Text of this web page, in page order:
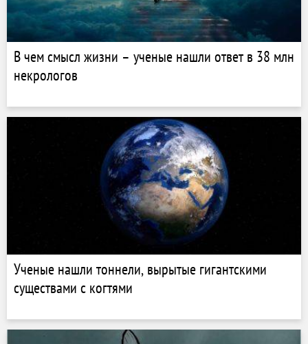
В чем смысл жизни – ученые нашли ответ в 38 млн
некрологов
Ученые нашли тоннели, вырытые гигантскими
существами с когтями